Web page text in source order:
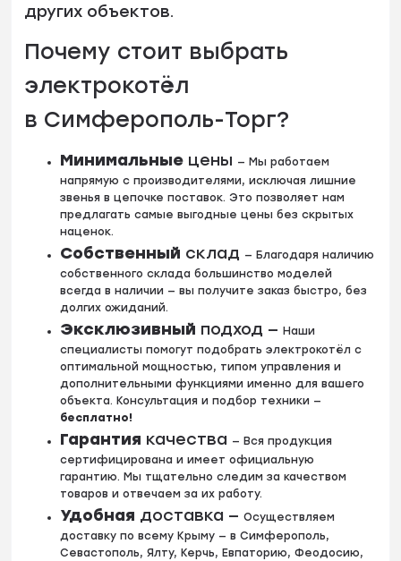
других объектов.
Почему стоит выбрать
электрокотёл
в Симферополь-Торг?
Минимальные цены — Мы работаем
напрямую с производителями, исключая лишние
звенья в цепочке поставок. Это позволяет нам
предлагать самые выгодные цены без скрытых
наценок.
Собственный склад — Благодаря наличию
собственного склада большинство моделей
всегда в наличии — вы получите заказ быстро, без
долгих ожиданий.
Эксклюзивный подход —Наши
специалисты помогут подобрать электрокотёл с
оптимальной мощностью, типом управления и
дополнительными функциями именно для вашего
объекта. Консультация и подбор техники —
бесплатно!
Гарантия качества — Вся продукция
сертифицирована и имеет официальную
гарантию. Мы тщательно следим за качеством
товаров и отвечаем за их работу.
Удобная доставка —Осуществляем
доставку по всему Крыму — в Симферополь,
Севастополь, Ялту, Керчь, Евпаторию, Феодосию,